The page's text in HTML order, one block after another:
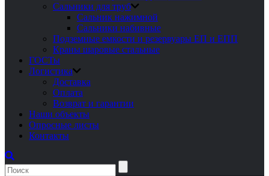
Сальники для труб
Сальник нажимной
Сальники набивные
Подземные емкости и резервуары ЕП и ЕПП
Краны шаровые стальные
ГОСТы
Логистика
Доставка
Оплата
Возврат и гарантии
Наши объекты
Опросные листы
Контакты